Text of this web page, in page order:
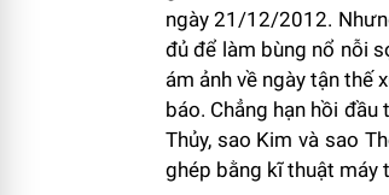
ngày 21/12/2012.
đủ để làm bùng nổ nỗi
ám ảnh về ngày tận thế
báo. Chẳng hạn hồi
Thủy, sao Kim và sao
ghép bằng kĩ thuật máy